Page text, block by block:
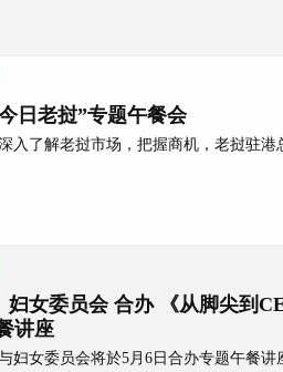
日老挝”专题午餐会
入了解老挝市场，把握商机，老挝驻
妇女委员会 合办 《从脚尖到
讲座
妇女委员会将於5月6日合办专题午餐